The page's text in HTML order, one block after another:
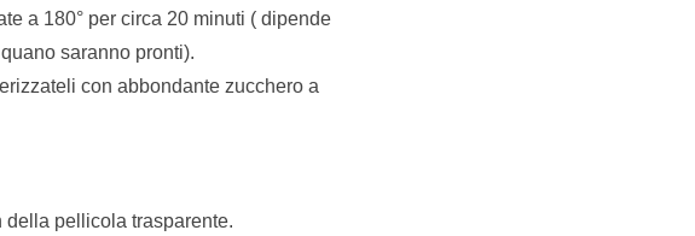
a 180° per circa 20 minuti ( dipende
saranno pronti).
con abbondante zucchero a
pellicola trasparente.